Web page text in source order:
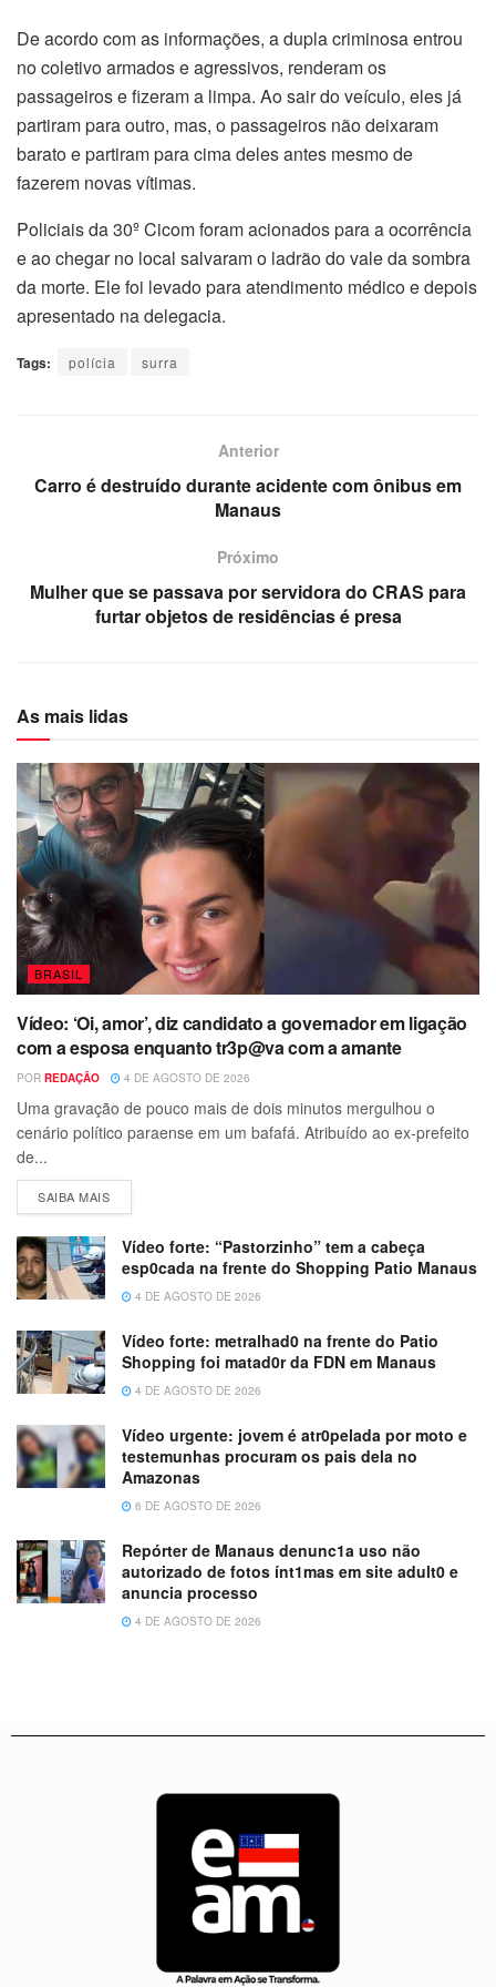
De acordo com as informações, a dupla criminosa entrou
no coletivo armados e agressivos, renderam os
passageiros e fizeram a limpa. Ao sair do veículo, eles já
partiram para outro, mas, o passageiros não deixaram
barato e partiram para cima deles antes mesmo de
fazerem novas vítimas.
Policiais da 30º Cicom foram acionados para a ocorrência
e ao chegar no local salvaram o ladrão do vale da sombra
da morte. Ele foi levado para atendimento médico e depois
apresentado na delegacia.
Tags: polícia surra
Anterior
Carro é destruído durante acidente com ônibus em
Manaus
Próximo
Mulher que se passava por servidora do CRAS para
furtar objetos de residências é presa
As mais lidas
BRASIL
Vídeo: ‘Oi, amor’, diz candidato a governador em ligação
com a esposa enquanto tr3p@va com a amante
POR REDAÇÃO 4 DE AGOSTO DE 2026
Uma gravação de pouco mais de dois minutos mergulhou o
cenário político paraense em um bafafá. Atribuído ao ex-prefeito
de...
SAIBA MAIS
Vídeo forte: “Pastorzinho” tem a cabeça
esp0cada na frente do Shopping Patio Manaus
4 DE AGOSTO DE 2026
Vídeo forte: metralhad0 na frente do Patio
Shopping foi matad0r da FDN em Manaus
4 DE AGOSTO DE 2026
Vídeo urgente: jovem é atr0pelada por moto e
testemunhas procuram os pais dela no
Amazonas
6 DE AGOSTO DE 2026
Repórter de Manaus denunc1a uso não
autorizado de fotos ínt1mas em site adult0 e
anuncia processo
4 DE AGOSTO DE 2026